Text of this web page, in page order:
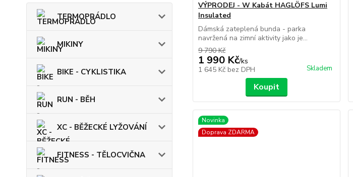
TERMOPRÁDLO
MIKINY
BIKE - CYKLISTIKA
RUN - BĚH
XC - BĚŽECKÉ LYŽOVÁNÍ
FITNESS - TĚLOCVIČNA
VÝPRODEJ - W Kabát HAGLÖFS Lumi
Insulated
Dámská zateplená bunda - parka
navržená na zimní aktivity jako je...
9 790 Kč
1 990 Kč/ks
1 645 Kč bez DPH Skladem
Koupit
Novinka
Doprava ZDARMA